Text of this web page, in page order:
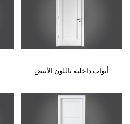
أبواب داخلية باللون الأبيض